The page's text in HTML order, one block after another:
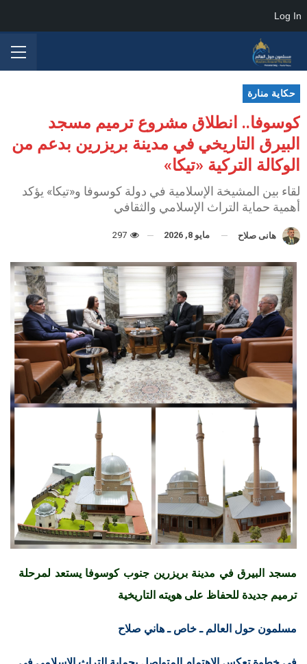
حكاية منارة
كوسوفا.. انطلاق مشروع ترميم مسجد
البيرق التاريخي في مدينة بريزرين بدعم من
الوكالة التركية «تيكا»
لقاء بين المشيخة الإسلامية في دولة كوسوفا و«تيكا» يؤكد
أهمية حماية التراث الإسلامي والثقافي
هانى صلاح مايو 8, 2026
مسجد البيرق في مدينة بريزرين جنوب كوسوفا يستعد لمرحلة
ترميم جديدة للحفاظ على هويته التاريخية
مسلمون حول العالم ـ خاص ـ هاني صلاح
Log In